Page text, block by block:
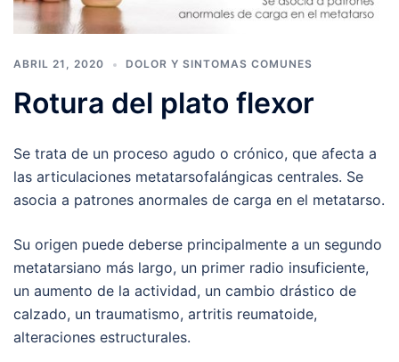
ABRIL 21, 2020 DOLOR Y SINTOMAS COMUNES
Rotura del plato flexor
Se trata de un proceso agudo o crónico, que afecta a
las articulaciones metatarsofalángicas centrales. Se
asocia a patrones anormales de carga en el metatarso.
Su origen puede deberse principalmente a un segundo
metatarsiano más largo, un primer radio insuficiente,
un aumento de la actividad, un cambio drástico de
calzado, un traumatismo, artritis reumatoide,
alteraciones estructurales.